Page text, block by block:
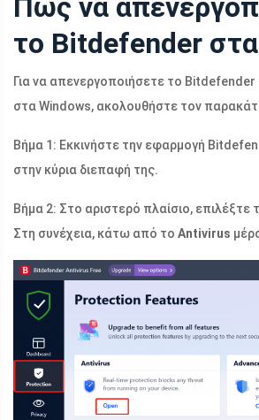
Πώς να
το Bitdefender
Για να απενεργοποιήσετε το
στα Windows, ακολουθήστε τον
Βήμα 1: Εκκινήστε την εφαρμογή
στην κύρια διεπαφή της.
Βήμα 2: Στο αριστερό πλαίσιο, επιλέξτε
Στη συνέχεια, κάτω από το Antivirus